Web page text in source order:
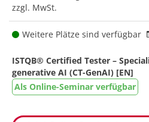
zzgl. MwSt.
Weitere Plätze sind verfügbar
ISTQB® Certified Tester –
generative AI (CT-GenAI) [EN]
Als Online-Seminar verfügbar